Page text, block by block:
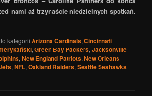
nami aż trzynaście niedzielnych spotkań.
kategorii Arizona Cardinals,Cincinnati
,Green Bay Packers,Jacksonville
,New England Patriots,New Orleans
,NFL,Oakland Raiders,Seattle Seahawks |